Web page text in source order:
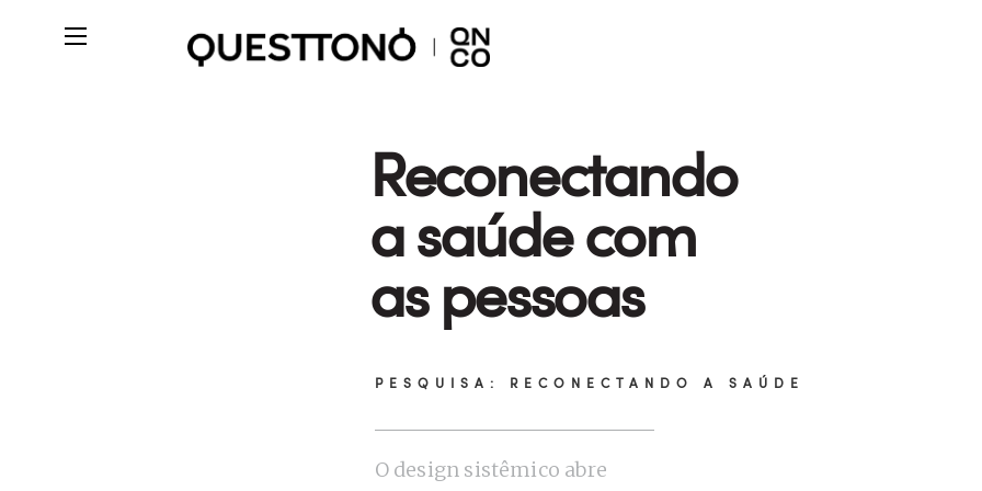
Reconectando
a saúde com
as pessoas
PESQUISA: RECONECTANDO A SAÚDE
O design sistêmico abre